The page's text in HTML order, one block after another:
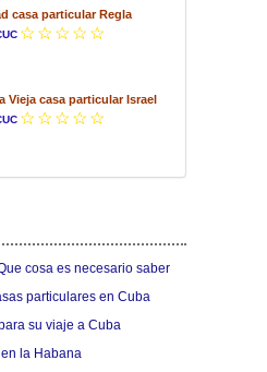
casa particular Regla
Vieja casa particular Israel
cosa es necesario saber
particulares en Cuba
su viaje a Cuba
la Habana